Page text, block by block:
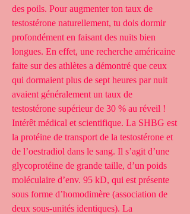
des poils. Pour augmenter ton taux de
testostérone naturellement, tu dois dormir
profondément en faisant des nuits bien
longues. En effet, une recherche américaine
faite sur des athlètes a démontré que ceux
qui dormaient plus de sept heures par nuit
avaient généralement un taux de
testostérone supérieur de 30 % au réveil !
Intérêt médical et scientifique. La SHBG est
la protéine de transport de la testostérone et
de l’oestradiol dans le sang. Il s’agit d’une
glycoprotéine de grande taille, d’un poids
moléculaire d’env. 95 kD, qui est présente
sous forme d’homodimère (association de
deux sous-unités identiques). La